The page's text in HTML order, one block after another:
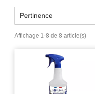
Pertinence
Affichage 1-8 de 8 article(s)